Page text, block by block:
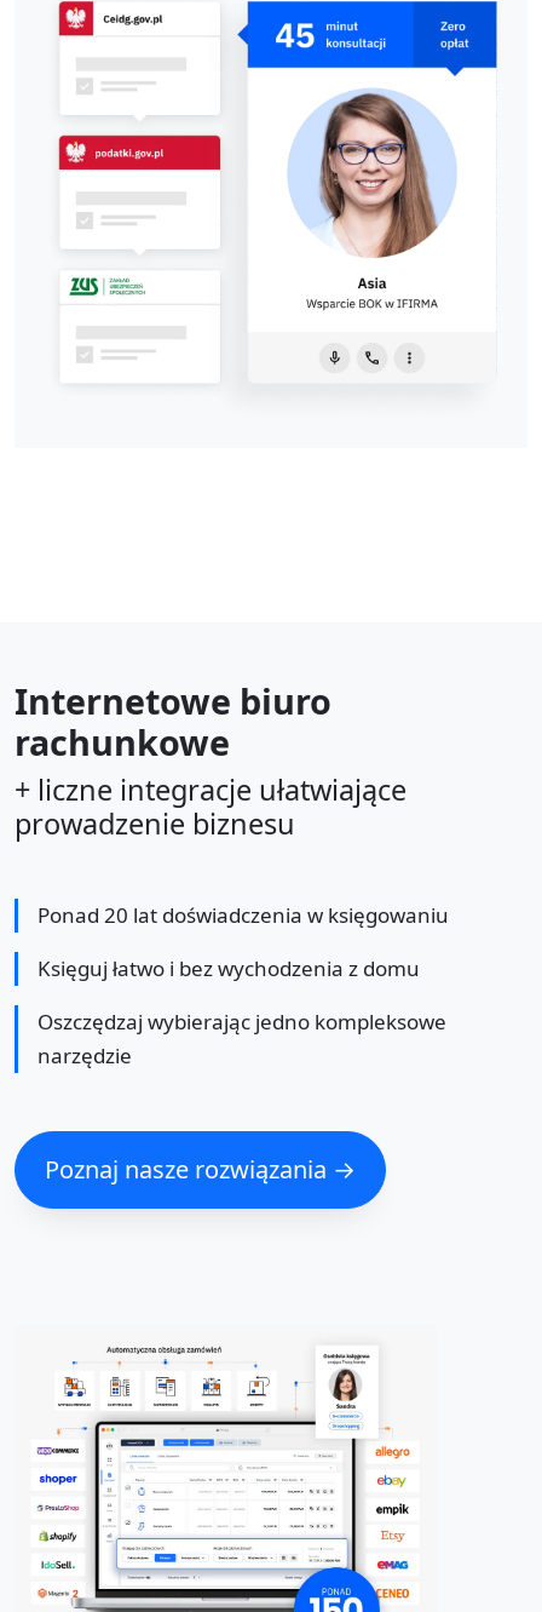
Internetowe biuro
rachunkowe
+ liczne integracje ułatwiające
prowadzenie biznesu
Ponad 20 lat doświadczenia w księgowaniu
Księguj łatwo i bez wychodzenia z domu
Oszczędzaj wybierając jedno kompleksowe
narzędzie
Poznaj nasze rozwiązania →